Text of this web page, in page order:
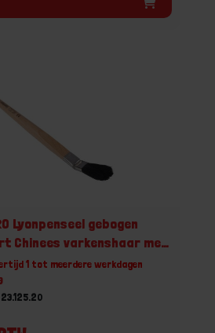
Lyonpenseel gebogen
Chinees varkenshaar met
201 tot meerdere werkdagen